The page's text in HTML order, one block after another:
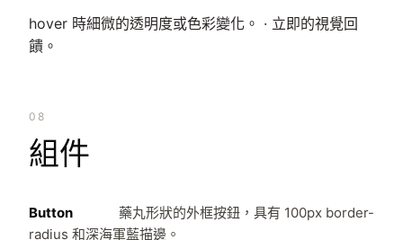
hover 時細微的透明度或色彩變化。 · 立即的視覺回
饋。
08
組件
Button
藥丸形狀的外框按鈕，具有 100px border-
radius 和深海軍藍描邊。